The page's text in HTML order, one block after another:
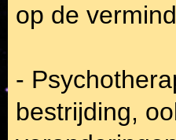
op de
-
bestrijding,